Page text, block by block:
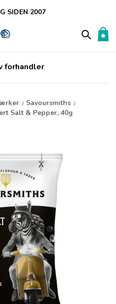
SIDEN 2007
forhandler
/ Savoursmiths /
Salt & Pepper, 40g